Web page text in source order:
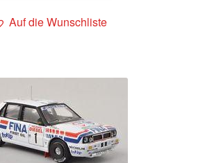
Auf die Wunschliste